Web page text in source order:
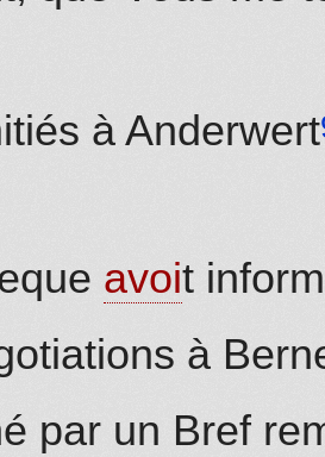
à Anderwert
avoit
à
par un Bref